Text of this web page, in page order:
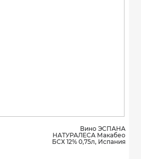
Вино ЭСПАНА
НАТУРАЛЕСА Макабео
БСХ 12% 0,75л, Испания